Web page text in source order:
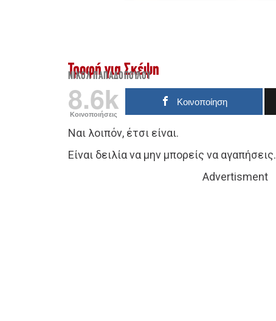
Τροφή για Σκέψη
ΝΙΚΌΛ ΠΑΠΑΔΟΠΟΎΛΟΥ
8.6k
Κοινοποιήσεις
Κοινοποίηση
Ναι λοιπόν, έτσι είναι.
Είναι δειλία να μην μπορείς να αγαπήσεις.
Advertisment